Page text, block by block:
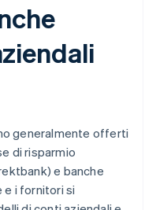
generalmente offerti
di risparmio
e banche
e i fornitori si